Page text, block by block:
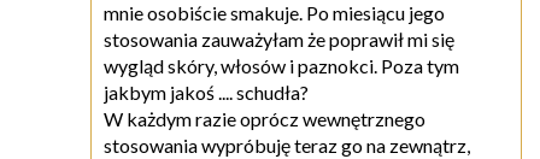
mnie osobiście smakuje. Po miesiącu jego
stosowania zauważyłam że poprawił mi się
wygląd skóry, włosów i paznokci. Poza tym
jakbym jakoś .... schudła?
W każdym razie oprócz wewnętrznego
stosowania wypróbuję teraz go na zewnątrz,